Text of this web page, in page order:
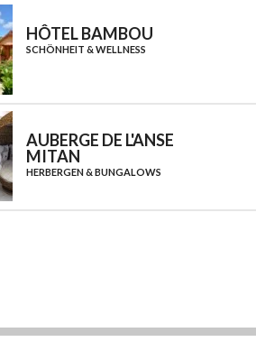
HÔTEL BAMBOU
SCHÖNHEIT & WELLNESS
AUBERGE DE L'ANSE
MITAN
HERBERGEN & BUNGALOWS